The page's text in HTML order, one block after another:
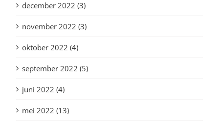
december 2022 (3)
november 2022 (3)
oktober 2022 (4)
september 2022 (5)
juni 2022 (4)
mei 2022 (13)